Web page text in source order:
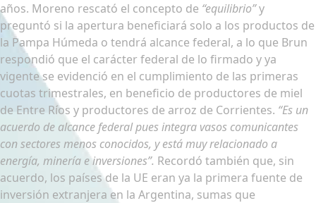
años. Moreno rescató el concepto de “equilibrio”y
preguntó si la apertura beneficiará solo a los productos de
la Pampa Húmeda o tendrá alcance federal, a lo que Brun
respondió que el carácter federal de lo firmado y ya
vigente se evidenció en el cumplimiento de las primeras
cuotas trimestrales, en beneficio de productores de miel
de Entre Ríos y productores de arroz de Corrientes. “Es un
acuerdo de alcance federal pues integra vasos comunicantes
con sectores menos conocidos, y está muy relacionado a
energía, minería e inversiones”. Recordó también que, sin
acuerdo, los países de la UE eran ya la primera fuente de
inversión extranjera en la Argentina, sumas que